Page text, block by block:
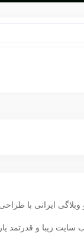
ایرانی با
زیبا و قدرتمد